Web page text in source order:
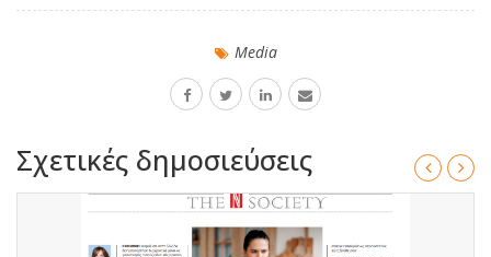
Media
Σχετικές δημοσιεύσεις